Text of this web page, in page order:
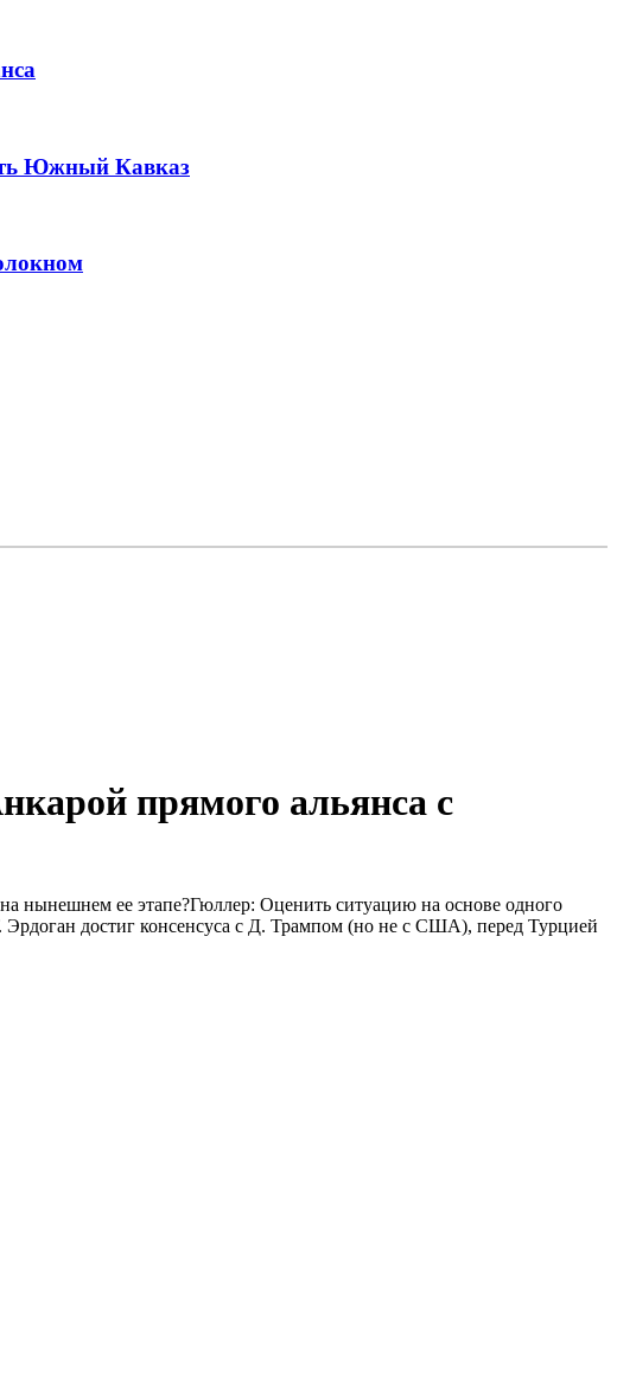
Южный Кавказ
прямого альянса с
нынешнем ее этапе?Гюллер: Оценить ситуацию на основе одного
достиг консенсуса с Д. Трампом (но не с США), перед Турцией